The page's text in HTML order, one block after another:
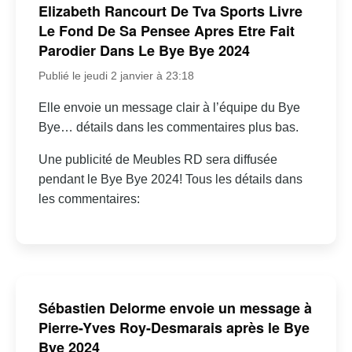
Elizabeth Rancourt De Tva Sports Livre
Le Fond De Sa Pensee Apres Etre Fait
Parodier Dans Le Bye Bye 2024
Publié le jeudi 2 janvier à 23:18
Elle envoie un message clair à l’équipe du Bye
Bye… détails dans les commentaires plus bas.
Une publicité de Meubles RD sera diffusée
pendant le Bye Bye 2024! Tous les détails dans
les commentaires:
Sébastien Delorme envoie un message à
Pierre-Yves Roy-Desmarais après le Bye
Bye 2024